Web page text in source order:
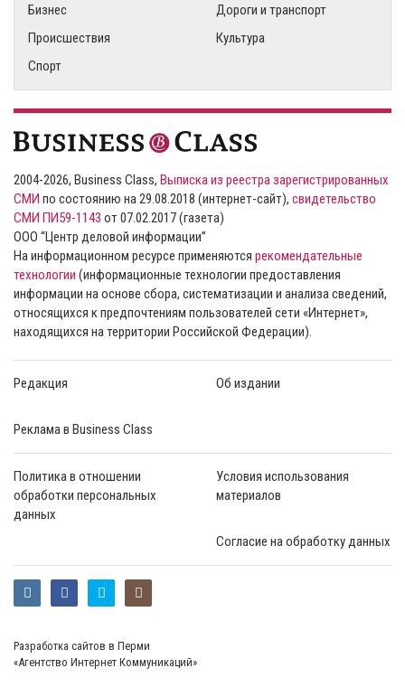
Бизнес
Дороги и транспорт
Происшествия
Культура
Спорт
2004-2026, Business Class, Выписка из реестра зарегистрированных
СМИ по состоянию на 29.08.2018 (интернет-сайт), свидетельство
СМИ ПИ59-1143 от 07.02.2017 (газета)
ООО “Центр деловой информации”
На информационном ресурсе применяются рекомендательные
технологии (информационные технологии предоставления
информации на основе сбора, систематизации и анализа сведений,
относящихся к предпочтениям пользователей сети «Интернет»,
находящихся на территории Российской Федерации).
Редакция Об издании
Реклама в Business Class
Политика в отношении
обработки персональных
данных
Условия использования
материалов
Согласие на обработку данных
Разработка сайтов в Перми
«Агентство Интернет Коммуникаций»